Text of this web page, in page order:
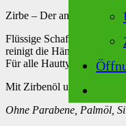
Zirbe – Der angenehme
Flüssige Schafmilchseife
reinigt die Hände sanft und
Für alle Hauttypen
Mit Zirbenöl und
Ohne Parabene, Palmöl,